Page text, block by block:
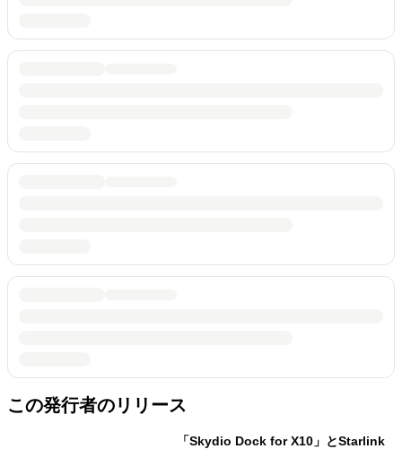
この発行者のリリース
「Skydio Dock for X10」とStarlink